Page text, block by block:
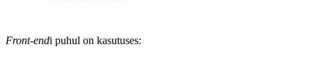
Front-endi puhul on kasutuses: